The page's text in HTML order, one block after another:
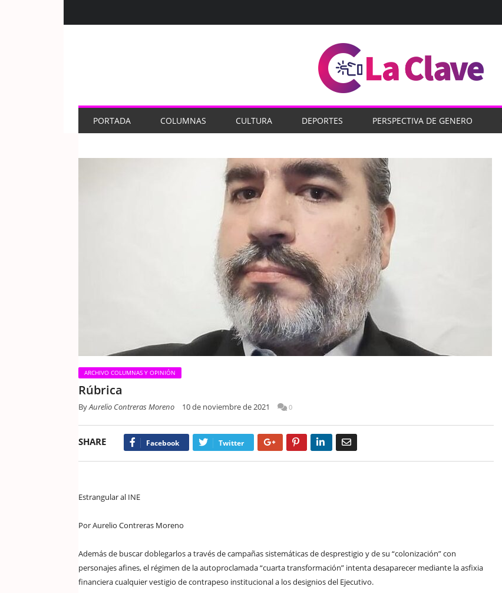
PORTADA COLUMNAS CULTURA DEPORTES PERSPECTIVA DE GENERO
ARCHIVO COLUMNAS Y OPINIÓN
Rúbrica
ByAurelio Contreras Moreno 10 de noviembre de 2021 0
SHARE Facebook Twitter Google+ Pinterest LinkedIn
Estrangular al INE
Por Aurelio Contreras Moreno
Además de buscar doblegarlos a través de campañas sistemáticas de desprestigio y de su “colonización” con
personajes afines, el régimen de la autoproclamada “cuarta transformación” intenta desaparecer mediante la asfixia
financiera cualquier vestigio de contrapeso institucional a los designios del Ejecutivo.